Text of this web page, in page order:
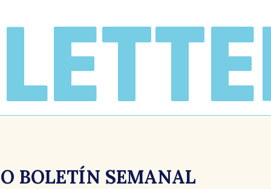
BOLETÍN SEMANAL